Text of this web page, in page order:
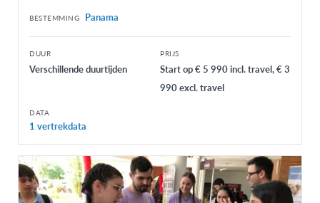
BESTEMMING Panama
DUUR
Verschillende duurtijden
PRIJS
Start op € 5 990 incl. travel, € 3
990 excl. travel
DATA
1 vertrekdata